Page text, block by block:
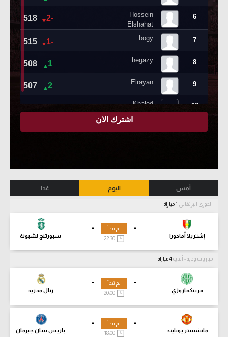
أمس اليوم غدا
الدوري البرتغالي
-
إشتريلا أمادورا
-
سبورتنج لشبونة
لم تبدأ
مباريات ودية - أندية
-
فرينكفاروزي
-
ريال مدريد
لم تبدأ
-
مانشستر يونايتد
-
باريس سان جيرمان
لم تبدأ
18:00